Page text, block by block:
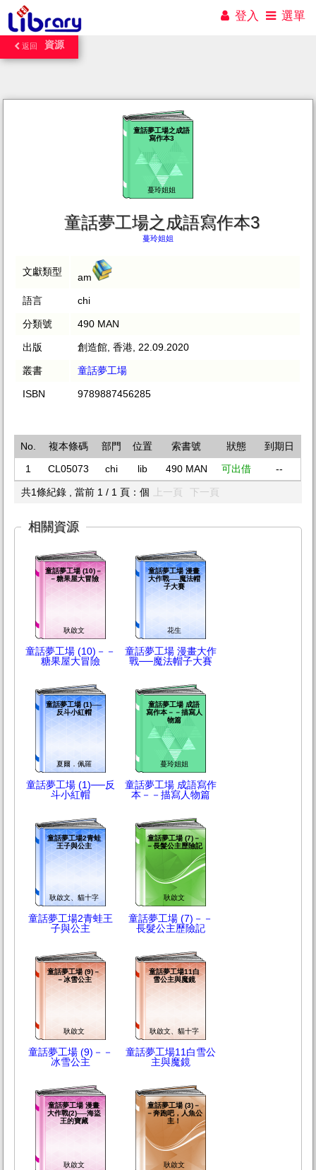
登入 選單
返回 資源
童話夢工場之成語
寫作本3
蔓玲姐姐
童話夢工場之成語寫作本3
蔓玲姐姐
文獻類型 am
語言 chi
分類號 490 MAN
出版 創造館, 香港, 22.09.2020
叢書 童話夢工場
ISBN 9789887456285
No. 複本條碼 部門 位置 索書號 狀態
到期日
1
CL05073 chi lib 490 MAN 可出借 --
共1條紀錄 , 當前 1 / 1 頁：個 上一頁 下一頁
相關資源
童話夢工場 (10)－
－糖果屋大冒險
耿啟文
童話夢工場 (10)－－
糖果屋大冒險
童話夢工場 漫畫
大作戰──魔法帽
子大賽
花生
童話夢工場 漫畫大作
戰──魔法帽子大賽
童話夢工場 (1)──
反斗小紅帽
夏爾．佩羅
童話夢工場 (1)──反
斗小紅帽
童話夢工場 成語
寫作本－－描寫人
物篇
蔓玲姐姐
童話夢工場 成語寫作
本－－描寫人物篇
童話夢工場2青蛙
王子與公主
耿啟文、貓十字
童話夢工場2青蛙王
子與公主
童話夢工場 (7)－
－長髮公主歷險記
耿啟文
童話夢工場 (7)－－
長髮公主歷險記
童話夢工場 (9)－
－冰雪公主
耿啟文
童話夢工場 (9)－－
冰雪公主
童話夢工場11白
雪公主與魔鏡
耿啟文、貓十字
童話夢工場11白雪公
主與魔鏡
童話夢工場 漫畫
大作戰(2)──海盜
王的寶藏
耿啟文
童話夢工場 (3)－
－奔跑吧，人魚公
主！
耿啟文